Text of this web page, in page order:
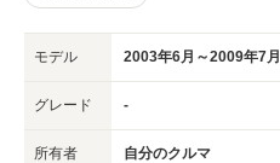
モデル 2003年6月～2009年7月
グレード -
所有者 自分のクルマ